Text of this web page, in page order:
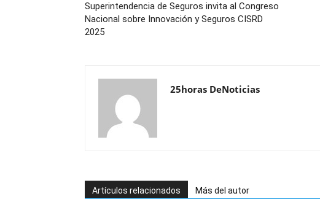
Superintendencia de Seguros invita al Congreso
Nacional sobre Innovación y Seguros CISRD
2025
25horas DeNoticias
Artículos relacionados Más del autor